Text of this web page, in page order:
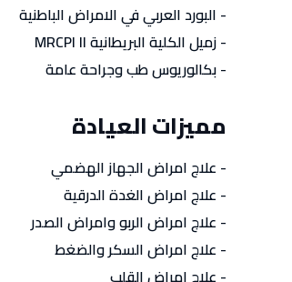
- البورد العربي في الامراض الباطنية
- زميل الكلية البريطانية MRCPI II
- بكالوريوس طب وجراحة عامة
مميزات العيادة
- علاج امراض الجهاز الهضمي
- علاج امراض الغدة الدرقية
- علاج امراض الربو وامراض الصدر
- علاج امراض السكر والضغط
- علاج امراض القلب